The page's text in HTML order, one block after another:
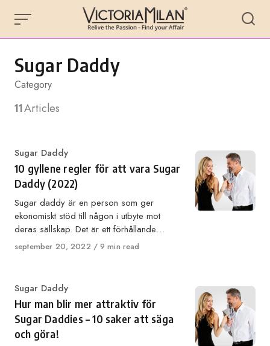
content
Sugar Daddy
Category
11Articles
Category
Sugar Daddy
10 gyllene regler för att vara Sugar
Daddy (2022)
Sugar daddy är en person som ger
ekonomiskt stöd till någon i utbyte mot
deras sällskap. Det är ett förhållande…
Published
september 20, 2022 9 min read
Category
Sugar Daddy
Hur man blir mer attraktiv för
Sugar Daddies – 10 saker att säga
och göra!